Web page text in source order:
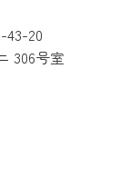
43-20
306号室